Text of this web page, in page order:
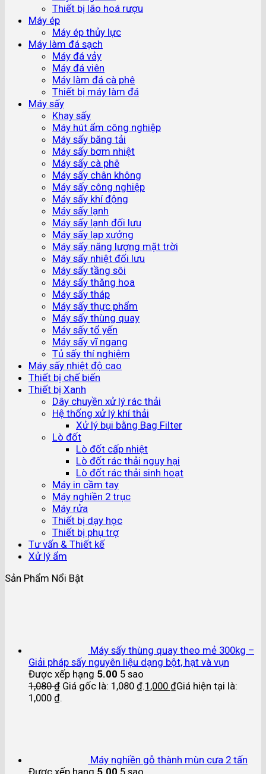
Thiết bị lão hoá rượu
Máy ép
Máy ép thủy lực
Máy làm đá sạch
Máy đá vảy
Máy đá viên
Máy làm đá cà phê
Thiết bị máy làm đá
Máy sấy
Khay sấy
Máy hút ẩm công nghiệp
Máy sấy băng tải
Máy sấy bơm nhiệt
Máy sấy cà phê
Máy sấy chân không
Máy sấy công nghiệp
Máy sấy khí động
Máy sấy lạnh
Máy sấy lạnh đối lưu
Máy sấy lạp xưởng
Máy sấy năng lượng mặt trời
Máy sấy nhiệt đối lưu
Máy sấy tầng sôi
Máy sấy thăng hoa
Máy sấy tháp
Máy sấy thực phẩm
Máy sấy thùng quay
Máy sấy tổ yến
Máy sấy vĩ ngang
Tủ sấy thí nghiệm
Máy sấy nhiệt độ cao
Thiết bị chế biến
Thiết bị Xanh
Dây chuyền xử lý rác thải
Hệ thống xử lý khí thải
Xử lý bụi bằng Bag Filter
Lò đốt
Lò đốt cấp nhiệt
Lò đốt rác thải nguy hại
Lò đốt rác thải sinh hoạt
Máy in cầm tay
Máy nghiền 2 trục
Máy rửa
Thiết bị dạy học
Thiết bị phụ trợ
Tư vấn & Thiết kế
Xử lý ẩm
Sản Phẩm Nổi Bật
Máy sấy thùng quay theo mẻ 300kg –
Giải pháp sấy nguyên liệu dạng bột, hạt và vụn
Được xếp hạng 5.00 5 sao
1,080₫ Giá gốc là: 1,080 ₫.1,000 ₫Giá hiện tại là:
1,000 ₫.
Máy nghiền gỗ thành mùn cưa 2 tấn
Được xếp hạng 5.00 5 sao